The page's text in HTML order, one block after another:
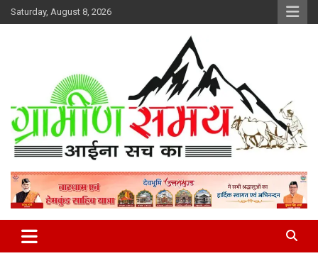
Skip
to
Saturday, August 8, 2026
Gramin Samay